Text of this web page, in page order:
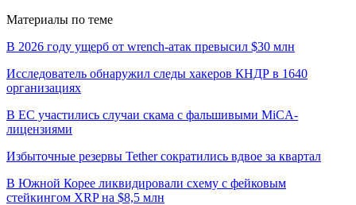
Материалы по теме
В 2026 году ущерб от wrench-атак превысил $30 млн
Исследователь обнаружил следы хакеров КНДР в 1640
организациях
В ЕС участились случаи скама с фальшивыми MiCA-
лицензиями
Избыточные резервы Tether сократились вдвое за квартал
В Южной Корее ликвидировали схему с фейковым
стейкингом XRP на $8,5 млн